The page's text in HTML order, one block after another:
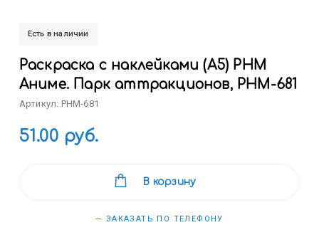
Есть в наличии
Раскраска с наклейками (А5) РНМ
Аниме. Парк аттракционов, РНМ-681
Артикул: РНМ-681
51.00 руб.
В корзину
— ЗАКАЗАТЬ ПО ТЕЛЕФОНУ